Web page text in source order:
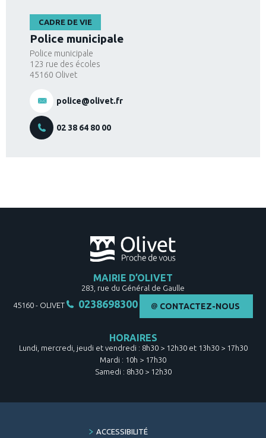
CADRE DE VIE
Police municipale
Police municipale
123 rue des écoles
45160 Olivet
police@olivet.fr
02 38 64 80 00
MAIRIE D’OLIVET
283, rue du Général de Gaulle
45160 - OLIVET 0238698300 CONTACTEZ-NOUS
HORAIRES
Lundi, mercredi, jeudi et vendredi : 8h30 > 12h30 et 13h30 > 17h30
Mardi : 10h > 17h30
Samedi : 8h30 > 12h30
FOOTER
ACCESSIBILITÉ